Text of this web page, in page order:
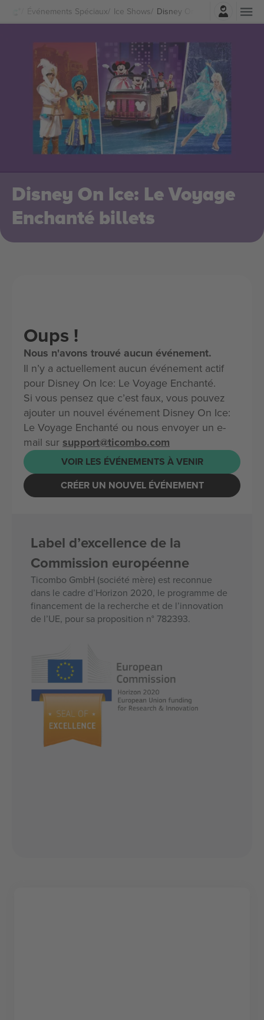
Événements Spéciaux Ice Shows Disney On Ice: Le Voyage
Connexion
Disney On Ice: Le Voyage
Enchanté billets
Oups !
Nous n'avons trouvé aucun événement.
Il n’y a actuellement aucun événement actif
pour Disney On Ice: Le Voyage Enchanté.
Si vous pensez que c’est faux, vous pouvez
ajouter un nouvel événement Disney On Ice:
Le Voyage Enchanté ou nous envoyer un e-
mail sur support@ticombo.com
VOIR LES ÉVÉNEMENTS À VENIR
CRÉER UN NOUVEL ÉVÉNEMENT
Label d’excellence de la
Commission européenne
Ticombo GmbH (société mère) est reconnue
dans le cadre d’Horizon 2020, le programme de
financement de la recherche et de l’innovation
de l’UE, pour sa proposition n° 782393.